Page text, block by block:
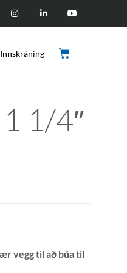
Innskráning
1/4″
vegg til að búa til